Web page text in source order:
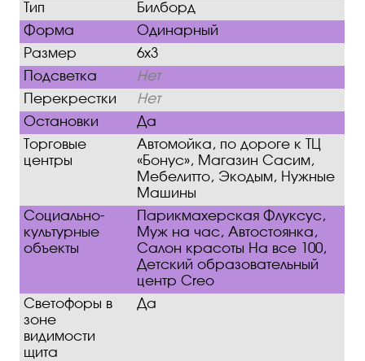
Тип
Билборд
Форма
Одинарный
Размер
6х3
Подсветка
Нет
Перекрестки
Нет
Остановки
Да
Торговые
центры
Автомойка, по дороге к ТЦ
«Бонус», Магазин Сасим,
Мебелитто, Экодым, Нужные
Машины
Социально-
культурные
объекты
Парикмахерская Флуксус,
Муж на час, Автостоянка,
Салон красоты На все 100,
Детский образовательный
центр Creo
Светофоры в
зоне
видимости
щита
Да